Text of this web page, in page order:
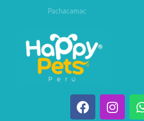
Pachacamac